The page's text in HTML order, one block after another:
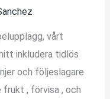
vårt
inkludera tidlös
och följeslagare
frukt , förvisa , och